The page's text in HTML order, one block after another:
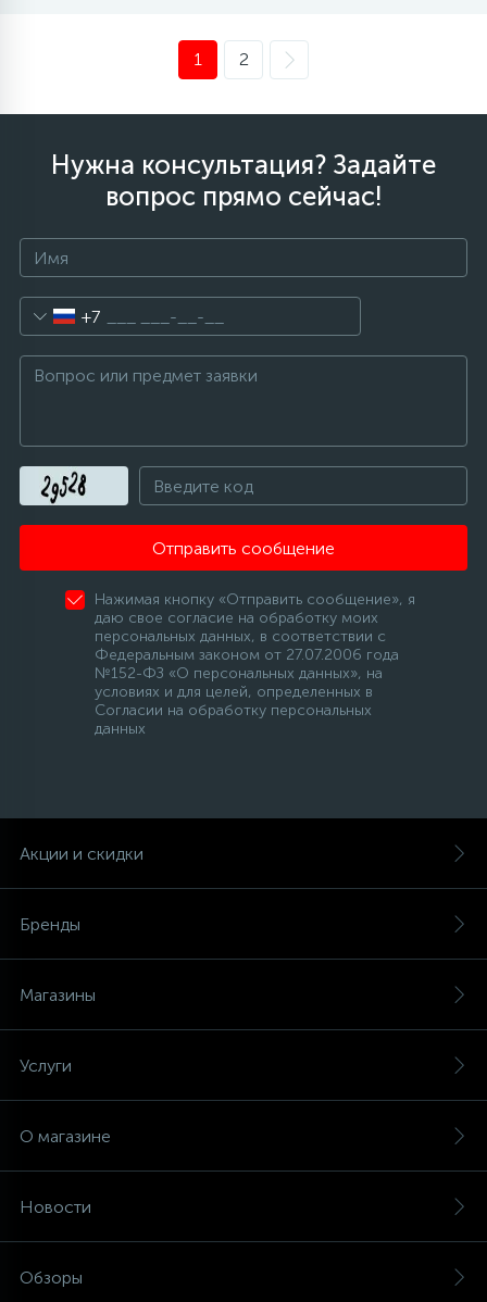
1 2
Нужна консультация? Задайте
вопрос прямо сейчас!
+7
Отправить сообщение
Нажимая кнопку «Отправить сообщение», я
даю свое согласие на обработку моих
персональных данных, в соответствии с
Федеральным законом от 27.07.2006 года
№152-ФЗ «О персональных данных», на
условиях и для целей, определенных в
Согласии на обработку персональных
данных
Акции и скидки
Бренды
Магазины
Услуги
О магазине
Новости
Обзоры